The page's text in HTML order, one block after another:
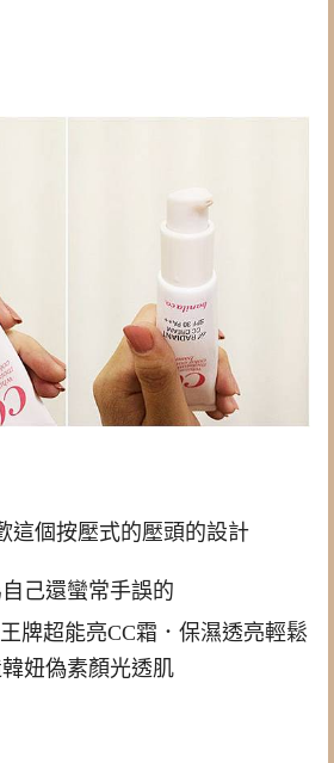
這個按壓式的壓頭的設計
自己還蠻常手誤的